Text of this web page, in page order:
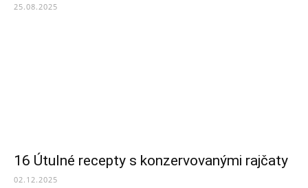
25.08.2025
16 Útulné recepty s konzervovanými rajčaty
02.12.2025